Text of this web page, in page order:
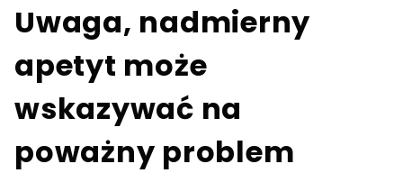
Uwaga, nadmierny
apetyt może
wskazywać na
poważny problem